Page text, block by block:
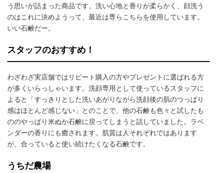
う思いが詰まった商品です。洗い心地と香りが柔らかく、顔洗う
のはこれに決めようって、最近は専らこちらを使用しています。
いい石鹸だー。
スタッフのおすすめ！
わざわざ実店舗ではリピート購入の方やプレゼントに選ばれる方
が多くいらっしゃいます。洗顔専用として使っているスタッフに
よると「すっきりとした洗いあがりながら洗顔後の肌のつっぱり
感はほとんど感じない」とのことで、他の石鹸も色々と試したも
ののやっぱり米ぬか石鹸に戻ってしまうと話していました。ラベ
ンダーの香りにも癒されます。肌質は人それぞれではあります
が、合っていると使い続けたくなる石鹸です。
うちだ農場